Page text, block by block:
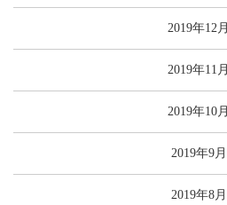
2019年12月
2019年11月
2019年10月
2019年9月
2019年8月